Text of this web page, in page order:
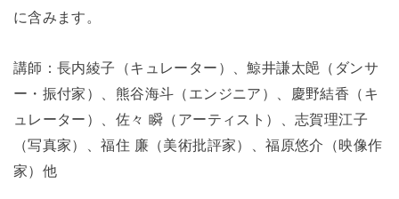
に含みます。
講師：長内綾子（キュレーター）、鯨井謙太郒（ダンサ
ー・振付家）、熊谷海斗（エンジニア）、慶野結香（キ
ュレーター）、佐々 瞬（アーティスト）、志賀理江子
（写真家）、福住 廉（美術批評家）、福原悠介（映像作
家）他